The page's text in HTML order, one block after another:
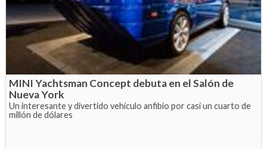
MINI Yachtsman Concept debuta en el Salón de
Nueva York
Un interesante y divertido vehículo anfibio por casi un cuarto de
millón de dólares